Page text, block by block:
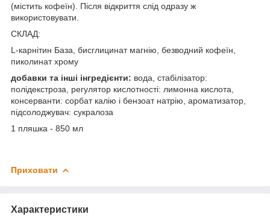
(містить кофеїн). Після відкриття слід одразу ж
використовувати.
СКЛАД:
L-карнітин База, бисглицинат магнію, безводний кофеїн,
пиколинат хрому
добавки та інші інгредієнти: вода, стабілізатор:
полідекстроза, регулятор кислотності: лимонна кислота,
консерванти: сорбат калію і бензоат натрію, ароматизатор,
підсолоджувач: сукралоза
1 пляшка - 850 мл
Приховати
Характеристики